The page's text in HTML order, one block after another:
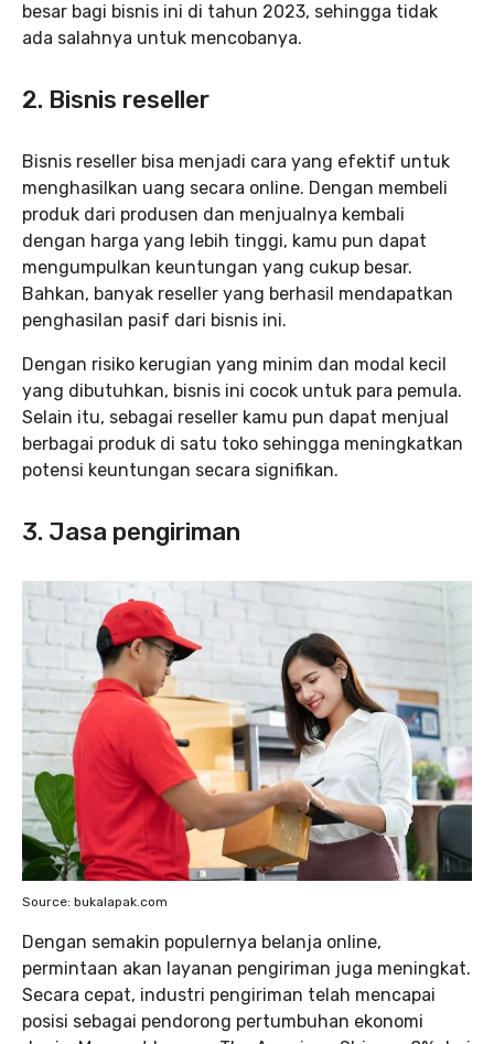
besar bagi bisnis ini di tahun 2023, sehingga tidak
ada salahnya untuk mencobanya.
2. Bisnis reseller
Bisnis reseller bisa menjadi cara yang efektif untuk
menghasilkan uang secara online. Dengan membeli
produk dari produsen dan menjualnya kembali
dengan harga yang lebih tinggi, kamu pun dapat
mengumpulkan keuntungan yang cukup besar.
Bahkan, banyak reseller yang berhasil mendapatkan
penghasilan pasif dari bisnis ini.
Dengan risiko kerugian yang minim dan modal kecil
yang dibutuhkan, bisnis ini cocok untuk para pemula.
Selain itu, sebagai reseller kamu pun dapat menjual
berbagai produk di satu toko sehingga meningkatkan
potensi keuntungan secara signifikan.
3. Jasa pengiriman
Source: bukalapak.com
Dengan semakin populernya belanja online,
permintaan akan layanan pengiriman juga meningkat.
Secara cepat, industri pengiriman telah mencapai
posisi sebagai pendorong pertumbuhan ekonomi